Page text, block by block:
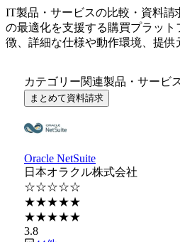
IT製品・サービスの比較・資料請
の最適化を支援する購買プラット
徴、詳細な仕様や動作環境、提供
カテゴリー関連製品・サービ
まとめて資料請求
Oracle NetSuite
日本オラクル株式会社
☆☆☆☆☆
★★★★★
★★★★★
3.8